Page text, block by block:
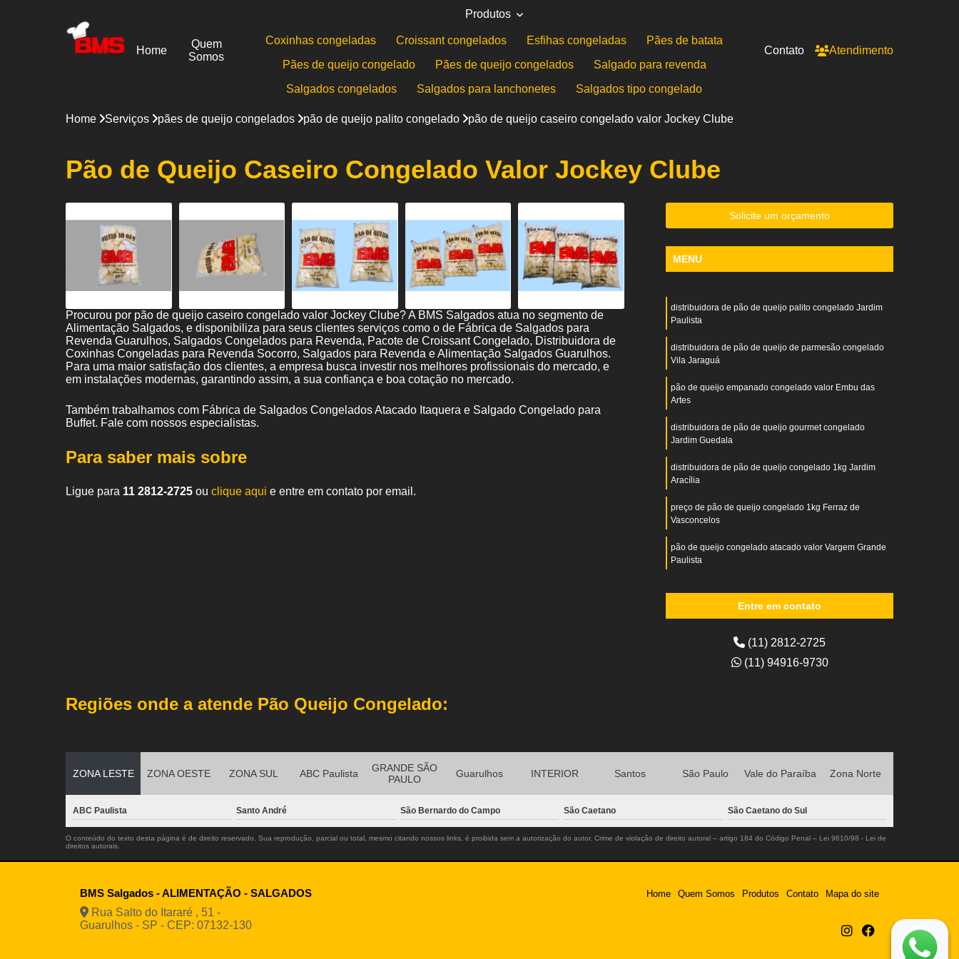
Home
Quem
Somos
Produtos
Coxinhas congeladas Croissant congelados Esfihas congeladas
Pães de batata
Pães de queijo congelado
Pães de queijo congelados
Salgado para revenda
Salgados congelados
Salgados para lanchonetes Salgados tipo congelado
Contato Atendimento
Home Serviços pães de queijo congelados pão de queijo palito congelado pão de queijo caseiro congelado valor Jockey Clube
Pão de Queijo Caseiro Congelado Valor Jockey Clube
Procurou por pão de queijo caseiro congelado valor Jockey Clube? A BMS Salgados atua no segmento de
Alimentação Salgados, e disponibiliza para seus clientes serviços como o de Fábrica de Salgados para
Revenda Guarulhos, Salgados Congelados para Revenda, Pacote de Croissant Congelado, Distribuidora de
Coxinhas Congeladas para Revenda Socorro, Salgados para Revenda e Alimentação Salgados Guarulhos.
Para uma maior satisfação dos clientes, a empresa busca investir nos melhores profissionais do mercado, e
em instalações modernas, garantindo assim, a sua confiança e boa cotação no mercado.
Também trabalhamos com Fábrica de Salgados Congelados Atacado Itaquera e Salgado Congelado para
Buffet. Fale com nossos especialistas.
Para saber mais sobre
Ligue para 11 2812-2725 ou clique aqui e entre em contato por email.
Solicite um orçamento
MENU
distribuidora de pão de queijo palito congelado Jardim
Paulista
distribuidora de pão de queijo de parmesão congelado
Vila Jaraguá
pão de queijo empanado congelado valor Embu das
Artes
distribuidora de pão de queijo gourmet congelado
Jardim Guedala
distribuidora de pão de queijo congelado 1kg Jardim
Aracília
preço de pão de queijo congelado 1kg Ferraz de
Vasconcelos
pão de queijo congelado atacado valor Vargem Grande
Paulista
preço de pão de queijo empanado congelado Embu
Entre em contato
(11) 2812-2725
(11) 94916-9730
Regiões onde a atende Pão Queijo Congelado:
ZONA LESTE ZONA OESTE ZONA SUL ABC Paulista
GRANDE SÃO
PAULO
Guarulhos INTERIOR Santos São Paulo Vale do Paraíba Zona Norte
ABC Paulista Santo André São Bernardo do Campo São Caetano São Caetano do Sul
O conteúdo do texto desta página é de direito reservado. Sua reprodução, parcial ou total, mesmo citando nossos links, é proibida sem a autorização do autor. Crime de violação de direito autoral – artigo 184 do Código Penal – Lei 9610/98 - Lei de
direitos autorais
BMS Salgados - ALIMENTAÇÃO - SALGADOS
Rua Salto do Itararé , 51 -
Guarulhos - SP - CEP: 07132-130
Home Quem Somos Produtos Contato Mapa do site